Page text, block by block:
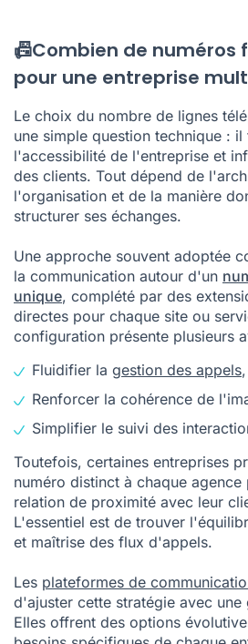
📠Combien de numéros
pour une entreprise
Le choix du nombre de lignes
une simple question technique : il
l'accessibilité de l'entreprise et
des clients. Tout dépend de
l'organisation et de la manière
structurer ses échanges.
Une approche souvent adoptée
la communication autour d'un
unique, complété par des
directes pour chaque site ou
configuration présente plusieurs
Fluidifier la gestion des appels,
Renforcer la cohérence de
Simplifier le suivi des
Toutefois, certaines entreprises
numéro distinct à chaque
relation de proximité avec leur
L'essentiel est de trouver
et maîtrise des flux d'appels.
Les plateformes de
d'ajuster cette stratégie avec
Elles offrent des options